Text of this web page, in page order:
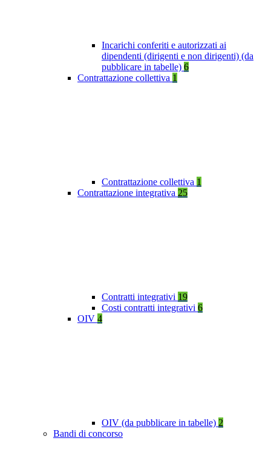
Incarichi conferiti e autorizzati ai
dipendenti (dirigenti e non dirigenti) (da
pubblicare in tabelle) 6
Contrattazione collettiva 1
Contrattazione collettiva 1
Contrattazione integrativa 25
Contratti integrativi 19
Costi contratti integrativi 6
OIV 4
OIV (da pubblicare in tabelle) 2
Bandi di concorso